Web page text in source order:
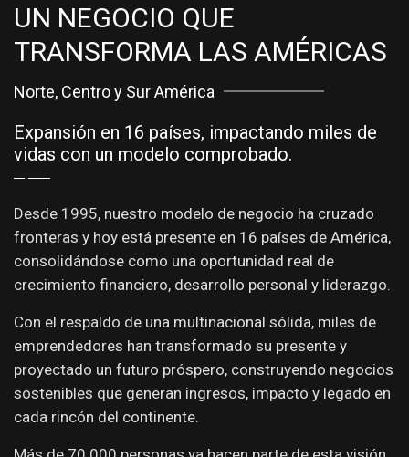
UN NEGOCIO QUE
TRANSFORMA LAS AMÉRICAS
Norte, Centro y Sur América
Expansión en 16 países, impactando miles de
vidas con un modelo comprobado.
Desde 1995, nuestro modelo de negocio ha cruzado
fronteras y hoy está presente en 16 países de América,
consolidándose como una oportunidad real de
crecimiento financiero, desarrollo personal y liderazgo.
Con el respaldo de una multinacional sólida, miles de
emprendedores han transformado su presente y
proyectado un futuro próspero, construyendo negocios
sostenibles que generan ingresos, impacto y legado en
cada rincón del continente.